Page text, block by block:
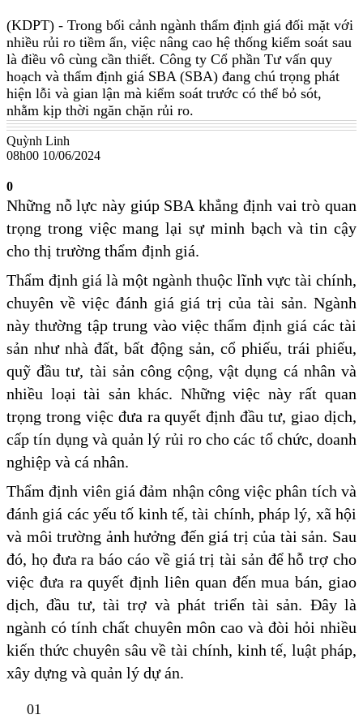
(KDPT) - Trong bối cảnh ngành thẩm định giá đối mặt với
nhiều rủi ro tiềm ẩn, việc nâng cao hệ thống kiểm soát sau
là điều vô cùng cần thiết. Công ty Cổ phần Tư vấn quy
hoạch và thẩm định giá SBA (SBA) đang chú trọng phát
hiện lỗi và gian lận mà kiểm soát trước có thể bỏ sót,
nhằm kịp thời ngăn chặn rủi ro.
Quỳnh Linh
08h00 10/06/2024
0
Những nỗ lực này giúp SBA khẳng định vai trò quan
trọng trong việc mang lại sự minh bạch và tin cậy
cho thị trường thẩm định giá.
Thẩm định giá là một ngành thuộc lĩnh vực tài chính,
chuyên về việc đánh giá giá trị của tài sản. Ngành
này thường tập trung vào việc thẩm định giá các tài
sản như nhà đất, bất động sản, cổ phiếu, trái phiếu,
quỹ đầu tư, tài sản công cộng, vật dụng cá nhân và
nhiều loại tài sản khác. Những việc này rất quan
trọng trong việc đưa ra quyết định đầu tư, giao dịch,
cấp tín dụng và quản lý rủi ro cho các tổ chức, doanh
nghiệp và cá nhân.
Thẩm định viên giá đảm nhận công việc phân tích và
đánh giá các yếu tố kinh tế, tài chính, pháp lý, xã hội
và môi trường ảnh hưởng đến giá trị của tài sản. Sau
đó, họ đưa ra báo cáo về giá trị tài sản để hỗ trợ cho
việc đưa ra quyết định liên quan đến mua bán, giao
dịch, đầu tư, tài trợ và phát triển tài sản. Đây là
ngành có tính chất chuyên môn cao và đòi hỏi nhiều
kiến thức chuyên sâu về tài chính, kinh tế, luật pháp,
xây dựng và quản lý dự án.
01